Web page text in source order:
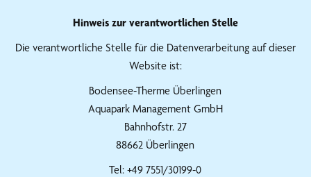
Hinweis zur verantwortlichen Stelle
Die verantwortliche Stelle für die Datenverarbeitung auf dieser
Website ist:
Bodensee-Therme Überlingen
Aquapark Management GmbH
Bahnhofstr. 27
88662 Überlingen
Tel: +49 7551/30199-0